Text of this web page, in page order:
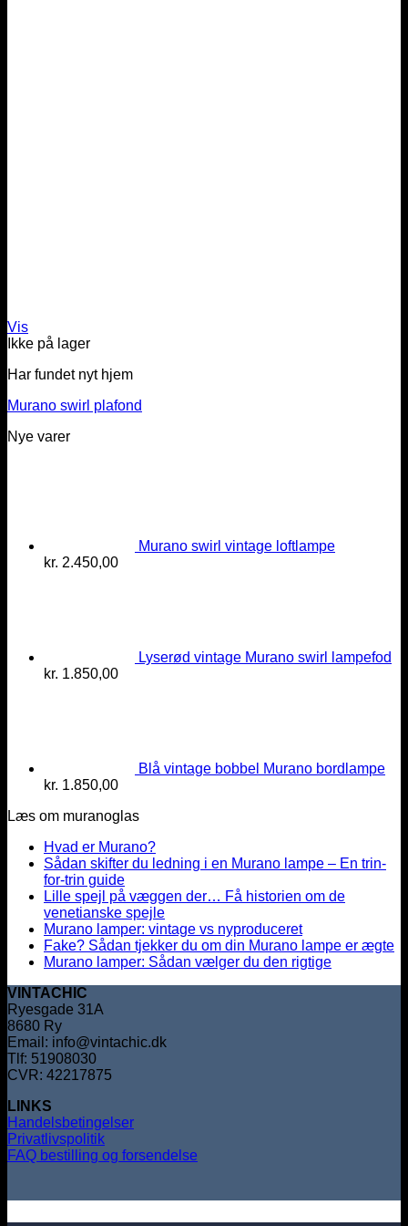
Vis
Ikke på lager
Har fundet nyt hjem
Murano swirl plafond
Nye varer
Murano swirl vintage loftlampe
kr. 2.450,00
Lyserød vintage Murano swirl lampefod
kr. 1.850,00
Blå vintage bobbel Murano bordlampe
kr. 1.850,00
Læs om muranoglas
Hvad er Murano?
Sådan skifter du ledning i en Murano lampe – En trin-
for-trin guide
Lille spejl på væggen der… Få historien om de
venetianske spejle
Murano lamper: vintage vs nyproduceret
Fake? Sådan tjekker du om din Murano lampe er ægte
Murano lamper: Sådan vælger du den rigtige
VINTACHIC
Ryesgade 31A
8680 Ry
Email: info@vintachic.dk
Tlf: 51908030
CVR: 42217875
LINKS
Handelsbetingelser
Privatlivspolitik
FAQ bestilling og forsendelse